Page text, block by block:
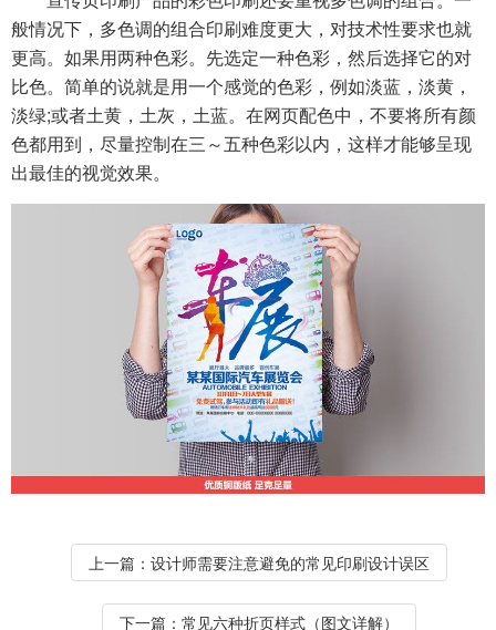
般情况下，多色调的组合印刷难度更大，对技术性要求也就
更高。如果用两种色彩。先选定一种色彩，然后选择它的对
比色。简单的说就是用一个感觉的色彩，例如淡蓝，淡黄，
淡绿;或者土黄，土灰，土蓝。在网页配色中，不要将所有颜
色都用到，尽量控制在三～五种色彩以内，这样才能够呈现
出最佳的视觉效果。
上一篇： 设计师需要注意避免的常见印刷设计误区
下一篇： 常见六种折页样式（图文详解）